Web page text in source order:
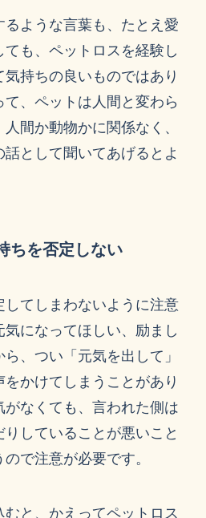
るような言葉も、たとえ愛
も、ペットロスを経験し
持ちの良いものではあり
て、ペットは人間と変わら
間か動物かに関係なく、
として聞いてあげるとよ
ちを否定しない
てしまわないように注意
気になってほしい、励まし
、つい「元気を出して」
かけてしまうことがあり
がなくても、言われた側は
していることが悪いこと
で注意が必要です。
と、かえってペットロス